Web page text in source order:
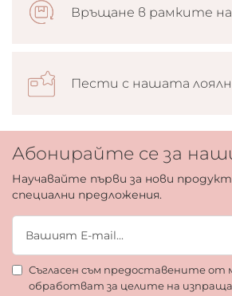
Връщане в рамките на
Пести с нашата
Абонирайте се за
Научавайте първи за нови
специални предложения.
Съгласен съм предоставените от
обработват за целите на